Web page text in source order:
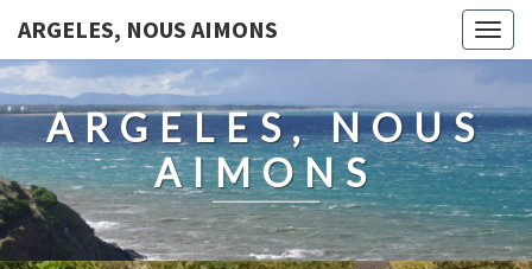
ARGELES, NOUS AIMONS
ARGELES, NOUS
AIMONS